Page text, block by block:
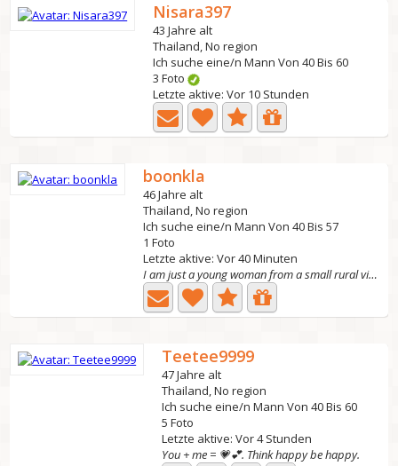
Nisara397
43 Jahre alt
Thailand, No region
Ich suche eine/n Mann Von 40 Bis 60
3 Foto
Letzte aktive: Vor 10 Stunden
boonkla
46 Jahre alt
Thailand, No region
Ich suche eine/n Mann Von 40 Bis 57
1 Foto
Letzte aktive: Vor 40 Minuten
I am just a young woman from a small rural village. All I...
Teetee9999
47 Jahre alt
Thailand, No region
Ich suche eine/n Mann Von 40 Bis 60
5 Foto
Letzte aktive: Vor 4 Stunden
You + me = 💗💕. Think happy be happy.